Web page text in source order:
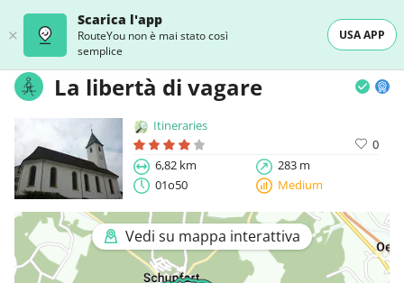
Scarica l'app
RouteYou non è mai stato così
semplice
USA APP
La libertà di vagare
Itineraries
0
6,82 km
283 m
01o50
Medium
Vedi su mappa interattiva